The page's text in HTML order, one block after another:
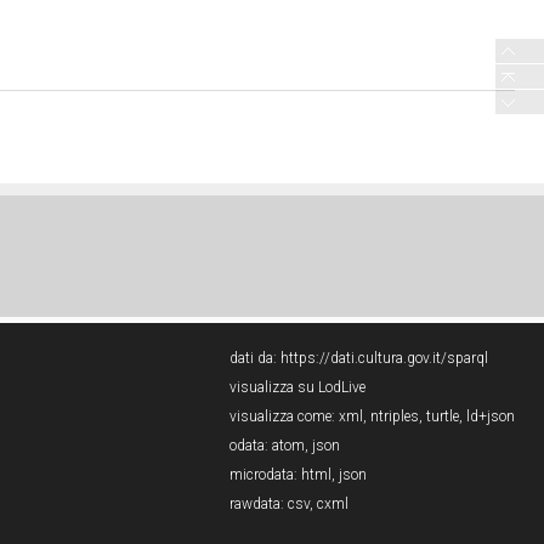
dati da: https://dati.cultura.gov.it/sparql
visualizza su LodLive
visualizza come: xml , ntriples, turtle, ld+json
odata: atom, json
microdata: html , json
rawdata: csv, cxml